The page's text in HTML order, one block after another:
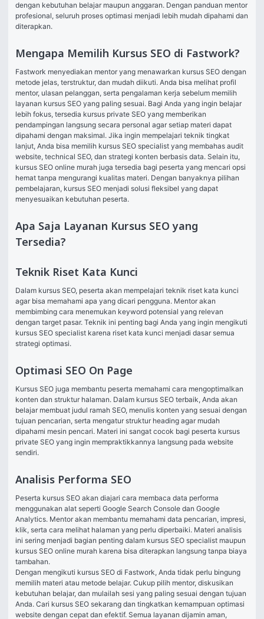
dengan kebutuhan belajar maupun anggaran. Dengan panduan mentor
profesional, seluruh proses optimasi menjadi lebih mudah dipahami dan
diterapkan.
Mengapa Memilih Kursus SEO di Fastwork?
Fastwork menyediakan mentor yang menawarkan kursus SEO dengan
metode jelas, terstruktur, dan mudah diikuti. Anda bisa melihat profil
mentor, ulasan pelanggan, serta pengalaman kerja sebelum memilih
layanan kursus SEO yang paling sesuai. Bagi Anda yang ingin belajar
lebih fokus, tersedia kursus private SEO yang memberikan
pendampingan langsung secara personal agar setiap materi dapat
dipahami dengan maksimal. Jika ingin mempelajari teknik tingkat
lanjut, Anda bisa memilih kursus SEO specialist yang membahas audit
website, technical SEO, dan strategi konten berbasis data. Selain itu,
kursus SEO online murah juga tersedia bagi peserta yang mencari opsi
hemat tanpa mengurangi kualitas materi. Dengan banyaknya pilihan
pembelajaran, kursus SEO menjadi solusi fleksibel yang dapat
menyesuaikan kebutuhan peserta.
Apa Saja Layanan Kursus SEO yang
Tersedia?
Teknik Riset Kata Kunci
Dalam kursus SEO, peserta akan mempelajari teknik riset kata kunci
agar bisa memahami apa yang dicari pengguna. Mentor akan
membimbing cara menemukan keyword potensial yang relevan
dengan target pasar. Teknik ini penting bagi Anda yang ingin mengikuti
kursus SEO specialist karena riset kata kunci menjadi dasar semua
strategi optimasi.
Optimasi SEO On Page
Kursus SEO juga membantu peserta memahami cara mengoptimalkan
konten dan struktur halaman. Dalam kursus SEO terbaik, Anda akan
belajar membuat judul ramah SEO, menulis konten yang sesuai dengan
tujuan pencarian, serta mengatur struktur heading agar mudah
dipahami mesin pencari. Materi ini sangat cocok bagi peserta kursus
private SEO yang ingin mempraktikkannya langsung pada website
sendiri.
Analisis Performa SEO
Peserta kursus SEO akan diajari cara membaca data performa
menggunakan alat seperti Google Search Console dan Google
Analytics. Mentor akan membantu memahami data pencarian, impresi,
klik, serta cara melihat halaman yang perlu diperbaiki. Materi analisis
ini sering menjadi bagian penting dalam kursus SEO specialist maupun
kursus SEO online murah karena bisa diterapkan langsung tanpa biaya
tambahan.
Dengan mengikuti kursus SEO di Fastwork, Anda tidak perlu bingung
memilih materi atau metode belajar. Cukup pilih mentor, diskusikan
kebutuhan belajar, dan mulailah sesi yang paling sesuai dengan tujuan
Anda. Cari kursus SEO sekarang dan tingkatkan kemampuan optimasi
website dengan cepat dan efektif. Semua layanan dijamin aman,